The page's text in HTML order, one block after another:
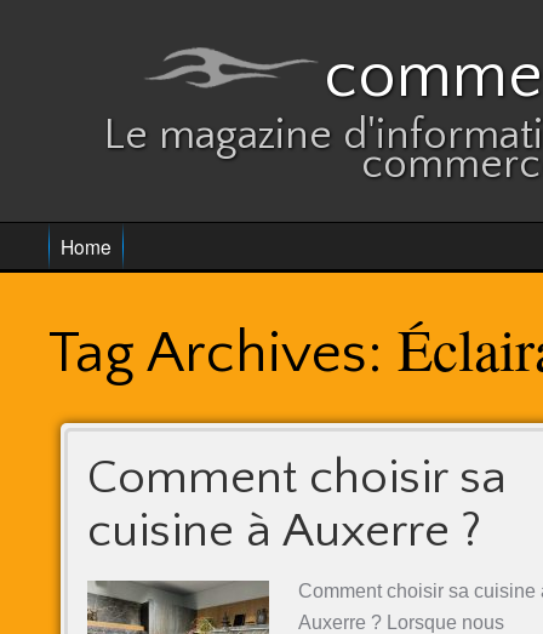
Le magazine
Home
Tag Archives:
Comment choisir sa
cuisine à Auxerre ?
Comment choisir sa cuisine
Auxerre ? Lorsque nous